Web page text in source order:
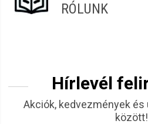
Józsefné 2021.07.31. 14:26
RÓLUNK
Hírlevél
Akciók, kedvezmények
között!